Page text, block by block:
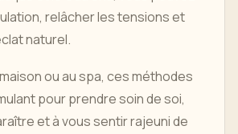
relâcher les tensions et
naturel.
ou au spa, ces méthodes
pour prendre soin de soi,
et à vous sentir rajeuni de